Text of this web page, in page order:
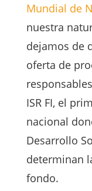
Mundial de
nuestra
dejamos de
oferta de
ISR FI, el
nacional
Desarrollo
determinan
fondo.